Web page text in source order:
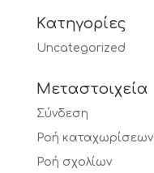
Kατηγορίες
Uncategorized
Μεταστοιχεία
Σύνδεση
Ροή καταχωρίσεων
Ροή σχολίων